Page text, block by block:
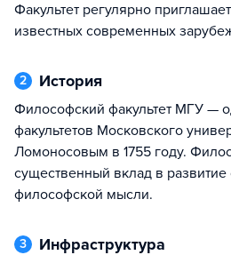
Факультет регулярно
известных современных
2 История
Философский факультет МГУ — один из первых трех
факультетов Московского
Ломоносовым в 1755 году.
существенный вклад в развитие
философской мысли.
3 Инфраструктура